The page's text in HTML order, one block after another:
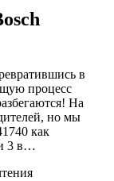
в
процесс
На
но мы
как
3 в…